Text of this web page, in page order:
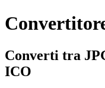
Converti tra
ICO